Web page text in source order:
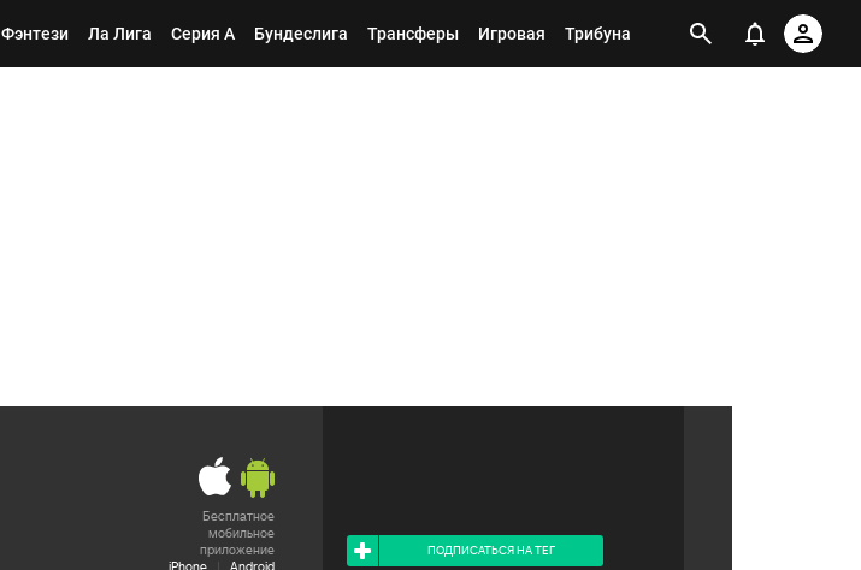
Фэнтези Ла Лига Серия А Бундеслига Трансферы Игровая Трибуна
Бесплатное
мобильное
приложение
iPhone
| Android
ПОДПИСАТЬСЯ НА ТЕГ